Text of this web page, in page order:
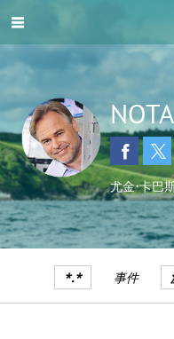
尤金•卡巴
*.* 事件